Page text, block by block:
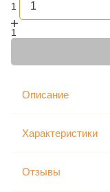
1
1
Описание
Характеристики
Отзывы